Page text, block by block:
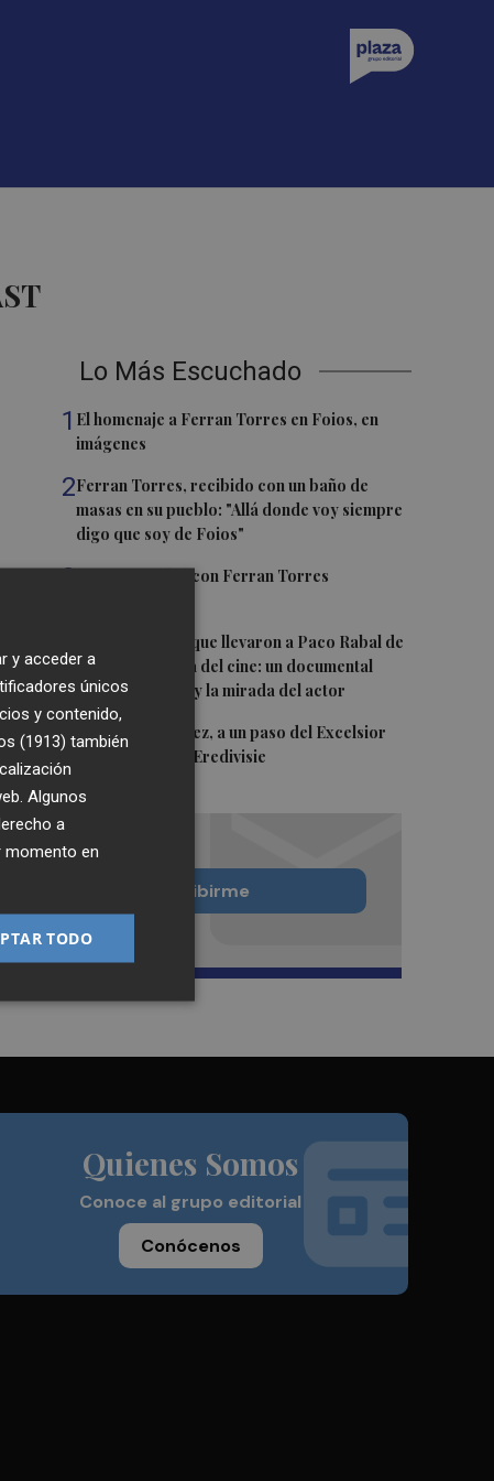
Lo Más Escuchado
1 El homenaje a Ferran Torres en Foios, en
imágenes
2Ferran Torres, recibido con un baño de
masas en su pueblo: "Allá donde voy siempre
digo que soy de Foios"
3Foios se vuelca con Ferran Torres
Las '200 vidas' que llevaron a Paco Rabal de
Águilas a la cima del cine: un documental
recupera la voz y la mirada del actor
5 Mario Domínguez, a un paso del Excelsior
Róterdam de la Eredivisie
Quiero suscribirme
Quienes Somos
Conoce al grupo editorial
Conócenos
y acceder a
únicos
y contenido,
(1913) también
Algunos
a
momento en
TODO